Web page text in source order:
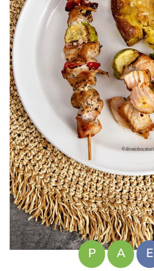
P A E